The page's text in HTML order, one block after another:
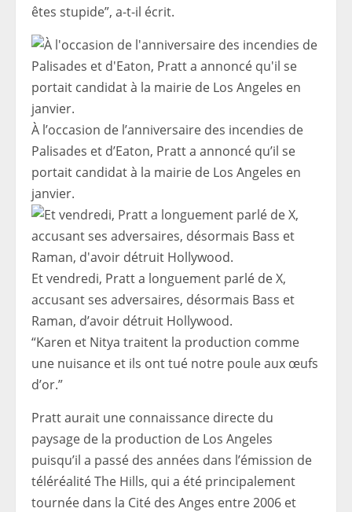
êtes stupide”, a-t-il écrit.
À l’occasion de l’anniversaire des incendies de
Palisades et d’Eaton, Pratt a annoncé qu’il se
portait candidat à la mairie de Los Angeles en
janvier.
Et vendredi, Pratt a longuement parlé de X,
accusant ses adversaires, désormais Bass et
Raman, d’avoir détruit Hollywood.
“Karen et Nitya traitent la production comme
une nuisance et ils ont tué notre poule aux œufs
d’or.”
Pratt aurait une connaissance directe du
paysage de la production de Los Angeles
puisqu’il a passé des années dans l’émission de
téléréalité The Hills, qui a été principalement
tournée dans la Cité des Anges entre 2006 et